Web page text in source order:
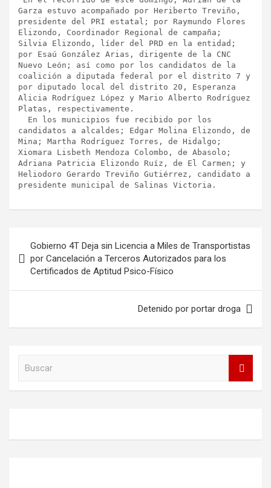
Garza estuvo acompañado por Heriberto Treviño,
presidente del PRI estatal; por Raymundo Flores
Elizondo, Coordinador Regional de campaña;
Silvia Elizondo, líder del PRD en la entidad;
por Esaú González Arias, dirigente de la CNC
Nuevo León; así como por los candidatos de la
coalición a diputada federal por el distrito 7 y
por diputado local del distrito 20, Esperanza
Alicia Rodríguez López y Mario Alberto Rodríguez
Platas, respectivamente.
candidatos a alcaldes; Edgar Molina Elizondo, de
Mina; Martha Rodríguez Torres, de Hidalgo;
Xiomara Lisbeth Mendoza Colombo, de Abasolo;
Adriana Patricia Elizondo Ruíz, de El Carmen; y
Heliodoro Gerardo Treviño Gutiérrez, candidato a
presidente municipal de Salinas Victoria.
de
entradas
Gobierno 4T Deja sin Licencia a Miles de Transportistas
por Cancelación a Terceros Autorizados para los
Certificados de Aptitud Psico-Físico
Detenido por portar droga